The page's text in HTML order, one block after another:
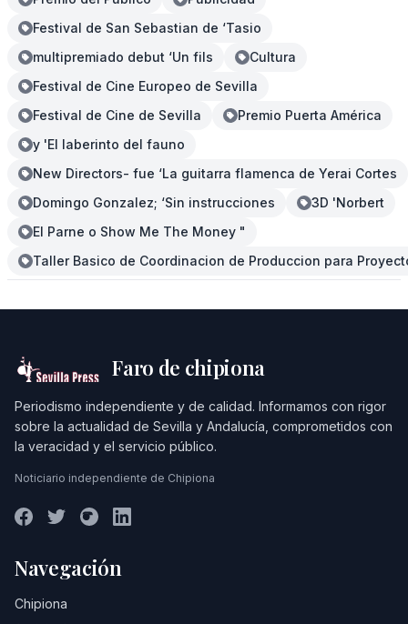
Festival de San Sebastian de ‘Tasio
multipremiado debut ‘Un fils
Cultura
Festival de Cine Europeo de Sevilla
Festival de Cine de Sevilla
Premio Puerta América
y 'El laberinto del fauno
New Directors- fue ‘La guitarra flamenca de Yerai Cortes
Domingo Gonzalez; ‘Sin instrucciones
3D 'Norbert
El Parne o Show Me The Money "
Taller Basico de Coordinacion de Produccion para
Faro de chipiona
Periodismo independiente y de calidad. Informamos con rigor
sobre la actualidad de Sevilla y Andalucía, comprometidos con
la veracidad y el servicio público.
Noticiario independiente de Chipiona
Navegación
Chipiona